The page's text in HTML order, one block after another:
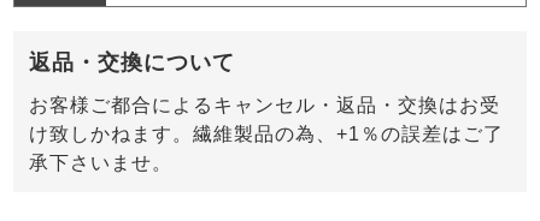
返品・交換について
お客様ご都合によるキャンセル・返品・交換はお受
け致しかねます。繊維製品の為、+1％の誤差はご了
承下さいませ。